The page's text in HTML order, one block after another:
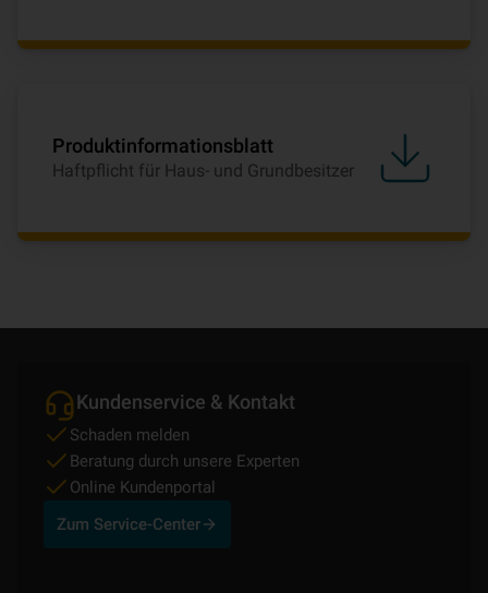
Produktinformationsblatt
Haftpflicht für Haus- und Grundbesitzer
Kundenservice & Kontakt
Schaden melden
Beratung durch unsere Experten
Online Kundenportal
Zum Service-Center